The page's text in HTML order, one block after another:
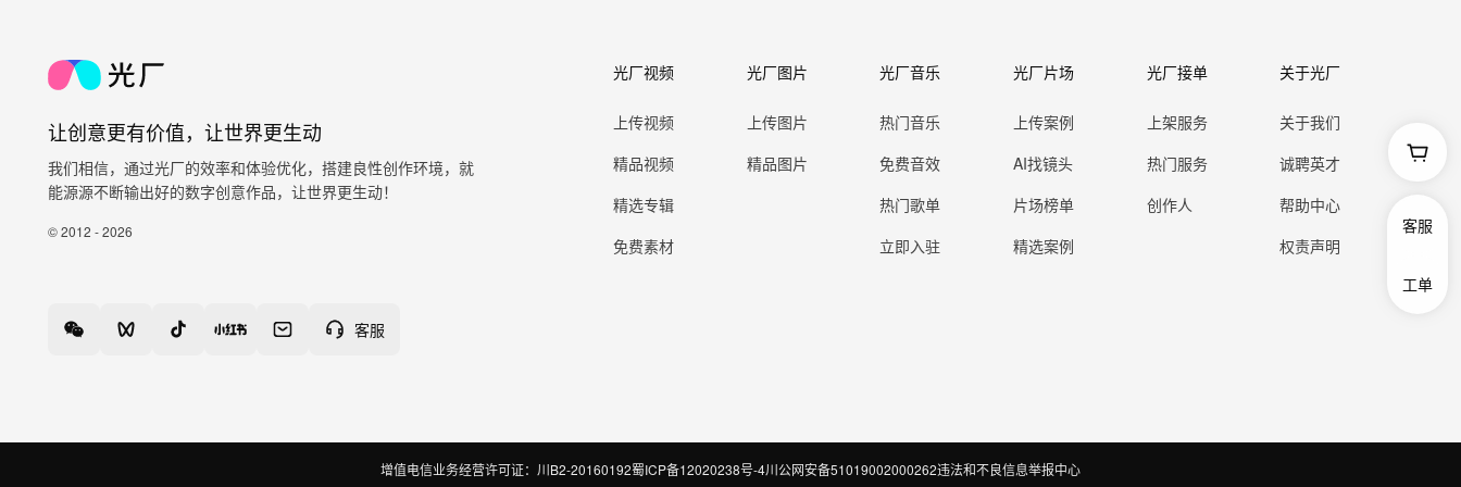
让创意更有价值，让世界更生动
我们相信，通过光厂的效率和体验优化，搭建良性创作环境，就
能源源不断输出好的数字创意作品，让世界更生动！
© 2012 - 2026
客服
光厂视频
上传视频
精品视频
精选专辑
免费素材
光厂图片
上传图片
精品图片
光厂音乐
热门音乐
免费音效
热门歌单
立即入驻
光厂片场
上传案例
AI找镜头
片场榜单
精选案例
光厂接单
上架服务
热门服务
创作人
关于光厂
关于我们
诚聘英才
帮助中心
权责声明
增值电信业务经营许可证：川B2-20160192蜀ICP备12020238号-4川公网安备51019002000262违法和不良信息举报中心
客服
工单